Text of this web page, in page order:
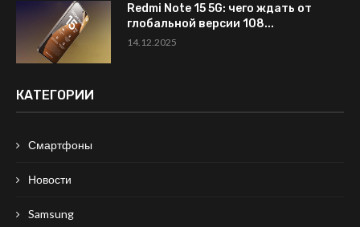
Redmi Note 15 5G: чего ждать от
глобальной версии 108...
14.12.2025
КАТЕГОРИИ
Смартфоны
Новости
Samsung